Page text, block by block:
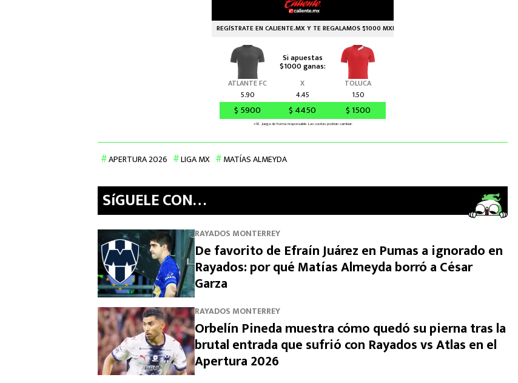
APERTURA 2026 LIGA MX MATÍAS ALMEYDA
SíGUELE CON…
RAYADOS MONTERREY
De favorito de Efraín Juárez en Pumas a ignorado en
Rayados: por qué Matías Almeyda borró a César
Garza
RAYADOS MONTERREY
Orbelín Pineda muestra cómo quedó su pierna tras la
brutal entrada que sufrió con Rayados vs Atlas en el
Apertura 2026